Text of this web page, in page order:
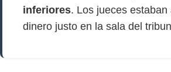
inferiores. Los jueces estaban
dinero justo en la sala del